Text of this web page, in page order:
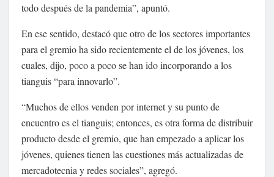
todo después de la pandemia”, apuntó.
En ese sentido, destacó que otro de los sectores importantes
para el gremio ha sido recientemente el de los jóvenes, los
cuales, dijo, poco a poco se han ido incorporando a los
tianguis “para innovarlo”.
“Muchos de ellos venden por internet y su punto de
encuentro es el tianguis; entonces, es otra forma de distribuir
producto desde el gremio, que han empezado a aplicar los
jóvenes, quienes tienen las cuestiones más actualizadas de
mercadotecnia y redes sociales”, agregó.